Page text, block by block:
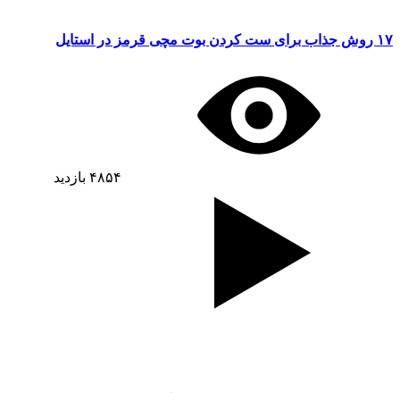
۱۷ روش جذاب برای ست کردن بوت مچی قرمز در استایل
۴۸۵۴ بازدید